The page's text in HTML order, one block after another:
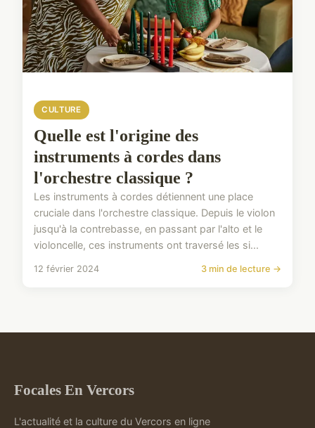
CULTURE
Quelle est l'origine des
instruments à cordes dans
l'orchestre classique ?
Les instruments à cordes détiennent une place
cruciale dans l'orchestre classique. Depuis le violon
jusqu'à la contrebasse, en passant par l'alto et le
violoncelle, ces instruments ont traversé les si...
12 février 2024 3 min de lecture →
Focales En Vercors
L'actualité et la culture du Vercors en ligne